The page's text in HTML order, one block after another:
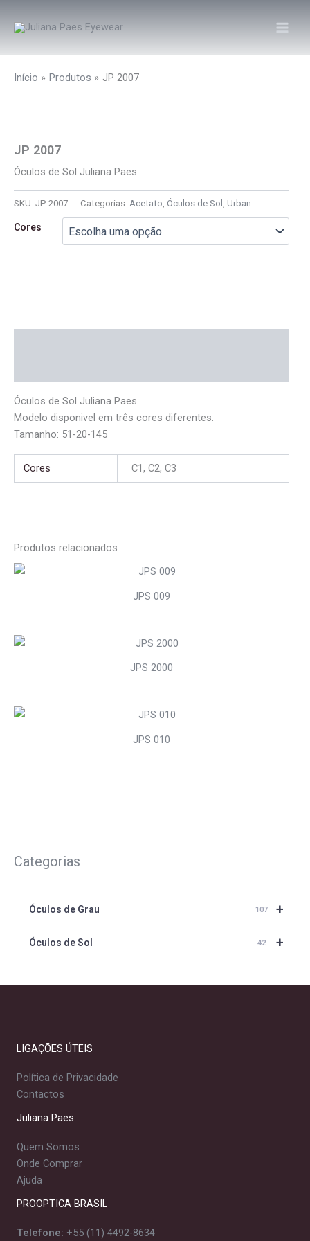
para
conteúdo
Início
Produtos JP 2007
JP 2007
Óculos de Sol Juliana Paes
SKU: JP 2007 Categorias: Acetato Óculos de Sol Urban
Cores
Óculos de Sol Juliana Paes
Modelo disponi­vel em três cores diferentes.
Tamanho: 51-20-145
Cores C1, C2, C3
Produtos relacionados
JPS 009
JPS 2000
JPS 010
Categorias
+
Óculos de Grau 107
+
Óculos de Sol 42
LIGAÇÕES ÚTEIS
Política de Privacidade
Contactos
Juliana Paes
Quem Somos
Onde Comprar
Ajuda
PROOPTICA BRASIL
Telefone: +55 (11) 4492-8634